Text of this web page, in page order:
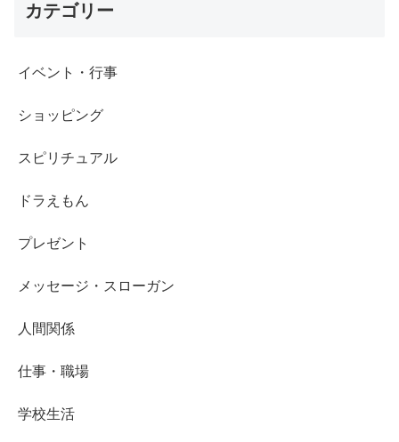
カテゴリー
イベント・行事
ショッピング
スピリチュアル
ドラえもん
プレゼント
メッセージ・スローガン
人間関係
仕事・職場
学校生活